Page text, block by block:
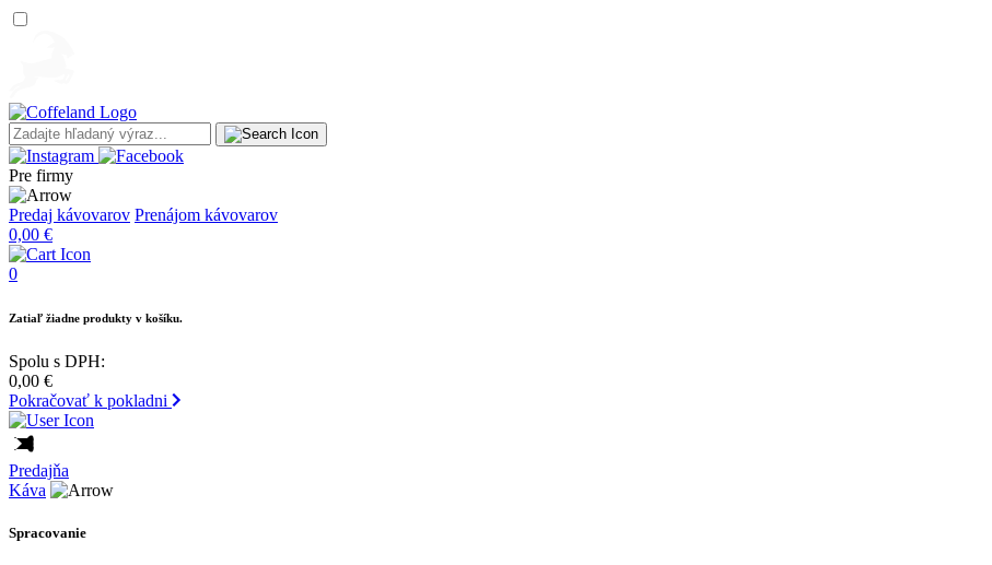
Pre firmy
Predaj kávovarov Prenájom kávovarov
0,00 €
0
Zatiaľ žiadne produkty v košíku.
Spolu s DPH:
0,00 €
Pokračovať k pokladni
Predajňa
Káva
Spracovanie